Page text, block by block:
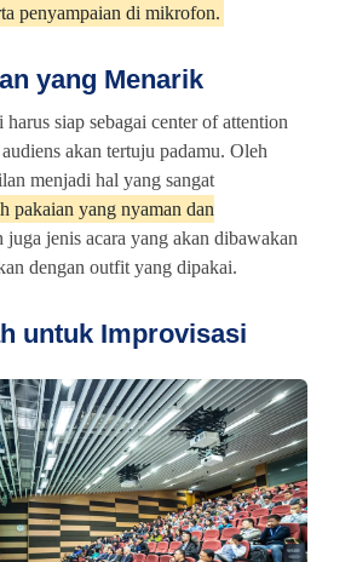
penyampaian di mikrofon.
yang Menarik
siap sebagai center of attention
akan tertuju padamu. Oleh
menjadi hal yang sangat
pakaian yang nyaman dan
juga jenis acara yang akan dibawakan
dengan outfit yang dipakai.
untuk Improvisasi